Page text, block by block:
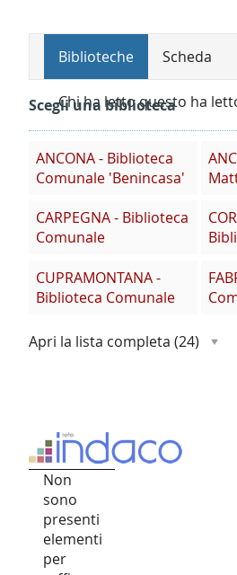
Biblioteche Scheda
Chi ha letto questo ha
Scegli una biblioteca
ANCONA - Biblioteca
Comunale 'Benincasa'
CARPEGNA - Biblioteca
Comunale
CUPRAMONTANA -
Biblioteca Comunale
Apri la lista completa (24)
Non
sono
presenti
elementi
per